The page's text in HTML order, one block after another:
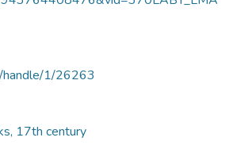
handle/1/26263
17th century